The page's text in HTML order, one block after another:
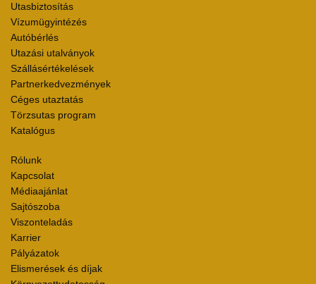
Utasbiztosítás
Vízumügyintézés
Autóbérlés
Utazási utalványok
Szállásértékelések
Partnerkedvezmények
Céges utaztatás
Törzsutas program
Katalógus
Rólunk
Kapcsolat
Médiaajánlat
Sajtószoba
Viszonteladás
Karrier
Pályázatok
Elismerések és díjak